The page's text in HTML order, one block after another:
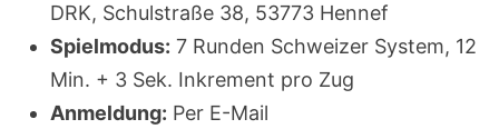
DRK, Schulstraße 38, 53773 Hennef
Spielmodus: 7 Runden Schweizer System, 12
Min. + 3 Sek. Inkrement pro Zug
Anmeldung: Per E-Mail